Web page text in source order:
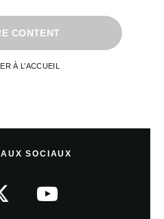
CONTENT
À L’ACCUEIL
SOCIAUX